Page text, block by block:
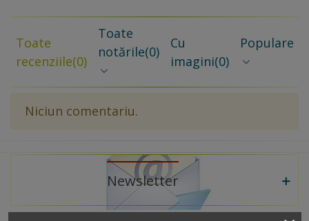
Toate
recenziile(0)
Toate
notările(0)
Cu
imagini(0)
Populare
Niciun comentariu.
Newsletter